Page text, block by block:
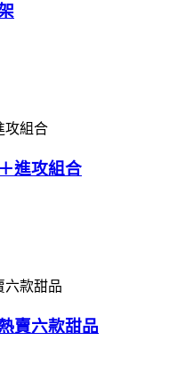
進攻組合
賣六款甜品